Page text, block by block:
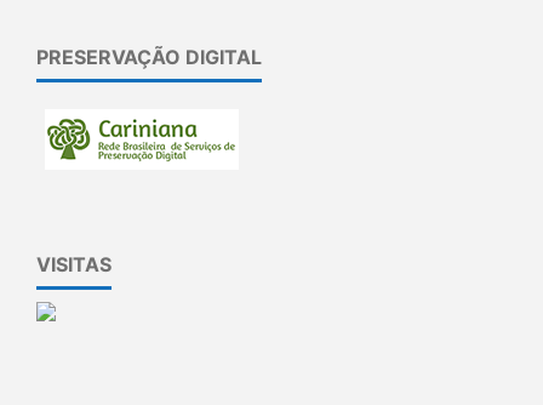
PRESERVAÇÃO DIGITAL
VISITAS